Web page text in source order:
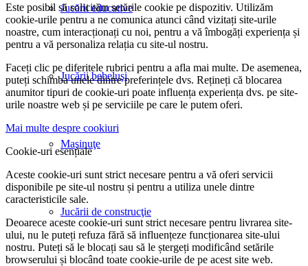
Jucării educative
Jucării bebeluşi
Maşinuţe
Jucării de construcţie
Este posibil să solicităm setările cookie pe dispozitiv. Utilizăm
cookie-urile pentru a ne comunica atunci când vizitați site-urile
noastre, cum interacționați cu noi, pentru a vă îmbogăți experiența și
pentru a vă personaliza relația cu site-ul nostru.
Faceți clic pe diferitele rubrici pentru a afla mai multe. De asemenea,
puteți schimba unele dintre preferințele dvs. Rețineți că blocarea
anumitor tipuri de cookie-uri poate influența experiența dvs. pe site-
urile noastre web și pe serviciile pe care le putem oferi.
Mai multe despre cookiuri
Cookie-uri esențiale
Aceste cookie-uri sunt strict necesare pentru a vă oferi servicii
disponibile pe site-ul nostru și pentru a utiliza unele dintre
caracteristicile sale.
Deoarece aceste cookie-uri sunt strict necesare pentru livrarea site-
ului, nu le puteți refuza fără să influențeze funcționarea site-ului
nostru. Puteți să le blocați sau să le ștergeți modificând setările
browserului și blocând toate cookie-urile de pe acest site web.